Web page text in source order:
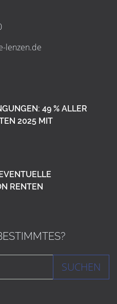
-lenzen.de
49 % ALLER
2025 MIT
RENTEN
SUCHEN